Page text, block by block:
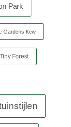
Park
Gardens Kew
Tiny Forest